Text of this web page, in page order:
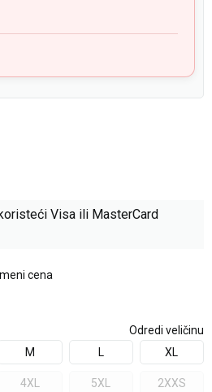
Visa ili MasterCard
cena
Odredi veličinu
M L XL
4XL 5XL 2XXS